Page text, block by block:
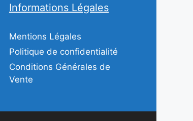
Informations Légales
Mentions Légales
Politique de confidentialité
Conditions Générales de
Vente